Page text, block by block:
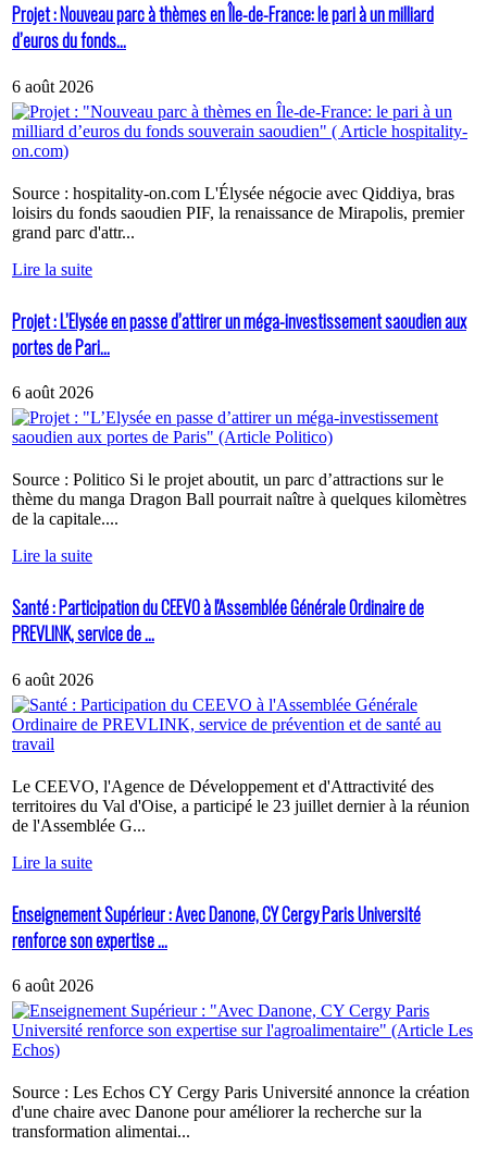
Projet : Nouveau parc à thèmes en Île-de-France: le pari à un milliard
d’euros du fonds...
6 août 2026
Source : hospitality-on.com L'Élysée négocie avec Qiddiya, bras
loisirs du fonds saoudien PIF, la renaissance de Mirapolis, premier
grand parc d'attr...
Lire la suite
Projet : L’Elysée en passe d’attirer un méga-investissement saoudien aux
portes de Pari...
6 août 2026
Source : Politico Si le projet aboutit, un parc d’attractions sur le
thème du manga Dragon Ball pourrait naître à quelques kilomètres
de la capitale....
Lire la suite
Santé : Participation du CEEVO à l'Assemblée Générale Ordinaire de
PREVLINK, service de ...
6 août 2026
Le CEEVO, l'Agence de Développement et d'Attractivité des
territoires du Val d'Oise, a participé le 23 juillet dernier à la réunion
de l'Assemblée G...
Lire la suite
Enseignement Supérieur : Avec Danone, CY Cergy Paris Université
renforce son expertise ...
6 août 2026
Source : Les Echos CY Cergy Paris Université annonce la création
d'une chaire avec Danone pour améliorer la recherche sur la
transformation alimentai...